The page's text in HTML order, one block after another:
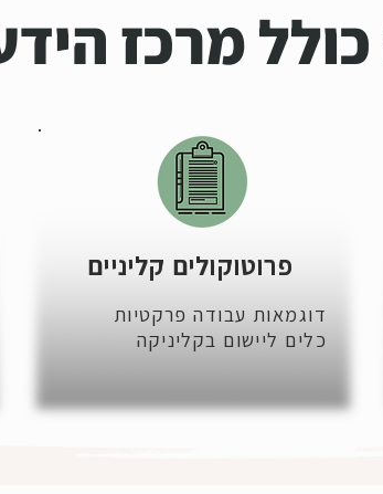
מרכז
פרוטוקולים קליניים
דוגמאות עבודה פרקטיות
כלים ליישום בקליניקה